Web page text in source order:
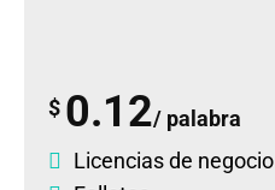
$ 0.12/ palabra
Licencias de negocio